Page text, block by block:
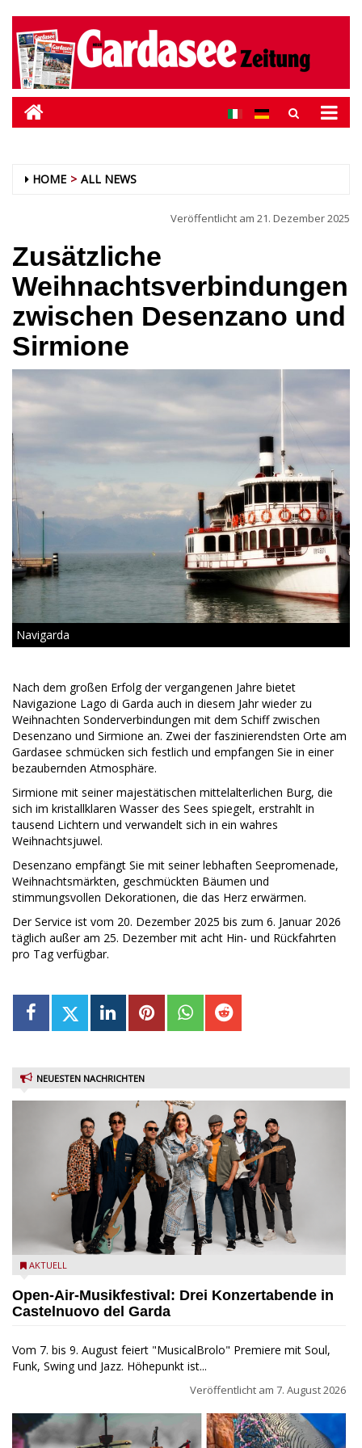
HOME ALL NEWS
Veröffentlicht am 21. Dezember 2025
Zusätzliche
Weihnachtsverbindungen
zwischen Desenzano und
Sirmione
Navigarda
Nach dem großen Erfolg der vergangenen Jahre bietet
Navigazione Lago di Garda auch in diesem Jahr wieder zu
Weihnachten Sonderverbindungen mit dem Schiff zwischen
Desenzano und Sirmione an. Zwei der faszinierendsten Orte am
Gardasee schmücken sich festlich und empfangen Sie in einer
bezaubernden Atmosphäre.
Sirmione mit seiner majestätischen mittelalterlichen Burg, die
sich im kristallklaren Wasser des Sees spiegelt, erstrahlt in
tausend Lichtern und verwandelt sich in ein wahres
Weihnachtsjuwel.
Desenzano empfängt Sie mit seiner lebhaften Seepromenade,
Weihnachtsmärkten, geschmückten Bäumen und
stimmungsvollen Dekorationen, die das Herz erwärmen.
Der Service ist vom 20. Dezember 2025 bis zum 6. Januar 2026
täglich außer am 25. Dezember mit acht Hin- und Rückfahrten
pro Tag verfügbar.
NEUESTEN NACHRICHTEN
Castelnuovo del Garda: Die "Dirotta su Cuba" zu Gast beim
AKTUELL
Open-Air-Musikfestival: Drei Konzertabende in
Castelnuovo del Garda
Vom 7. bis 9. August feiert "MusicalBrolo" Premiere mit Soul,
Funk, Swing und Jazz. Höhepunkt ist...
Veröffentlicht am 7. August 2026